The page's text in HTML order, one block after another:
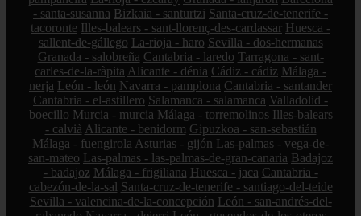
- santa-susanna Bizkaia - santurtzi Santa-cruz-de-tenerife -
tacoronte Illes-balears - sant-llorenç-des-cardassar Huesca -
sallent-de-gállego La-rioja - haro Sevilla - dos-hermanas
Granada - salobreña Cantabria - laredo Tarragona - sant-
carles-de-la-ràpita Alicante - dénia Cádiz - cádiz Málaga -
nerja León - león Navarra - pamplona Cantabria - santander
Cantabria - el-astillero Salamanca - salamanca Valladolid -
boecillo Murcia - murcia Málaga - torremolinos Illes-balears
- calvià Alicante - benidorm Gipuzkoa - san-sebastián
Málaga - fuengirola Asturias - gijón Las-palmas - vega-de-
san-mateo Las-palmas - las-palmas-de-gran-canaria Badajoz
- badajoz Málaga - frigiliana Huesca - jaca Cantabria -
cabezón-de-la-sal Santa-cruz-de-tenerife - santiago-del-teide
Sevilla - valencina-de-la-concepción León - san-andrés-del-